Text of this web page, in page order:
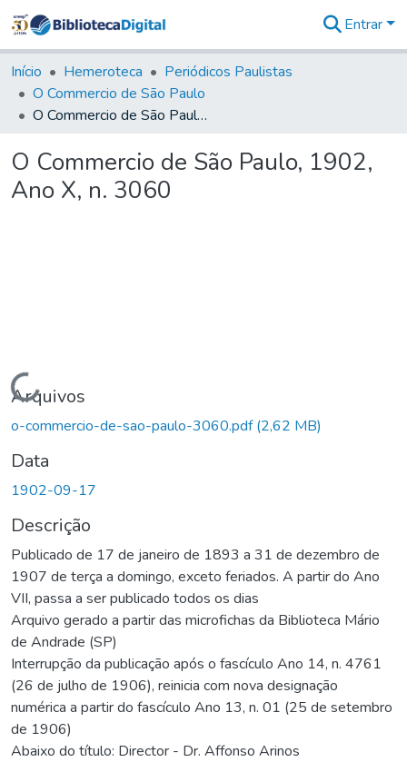
&
Coleções
Tudo na
Biblioteca
Estatísticas
Entrar
Início Hemeroteca
Periódicos Paulistas
O Commercio de São Paulo
O Commercio de São Paulo, 1902, Ano X, n. 3060
O Commercio de São Paulo, 1902,
Ano X, n. 3060
Carregando...
Arquivos
o-commercio-de-sao-paulo-3060.pdf(2,62 MB)
Data
1902-09-17
Descrição
Publicado de 17 de janeiro de 1893 a 31 de dezembro de
1907 de terça a domingo, exceto feriados. A partir do Ano
VII, passa a ser publicado todos os dias
Arquivo gerado a partir das microfichas da Biblioteca Mário
de Andrade (SP)
Interrupção da publicação após o fascículo Ano 14, n. 4761
(26 de julho de 1906), reinicia com nova designação
numérica a partir do fascículo Ano 13, n. 01 (25 de setembro
de 1906)
Abaixo do título: Director - Dr. Affonso Arinos